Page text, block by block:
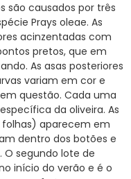
são causados por três
Prays oleae. As
acinzentadas com
pretos, que em
As asas posteriores
variam em cor e
questão. Cada uma
da oliveira. As
aparecem em
dentro dos botões e
O segundo lote de
início do verão e é o